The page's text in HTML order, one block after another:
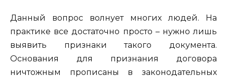
Данный вопрос волнует многих людей. На
практике все достаточно просто – нужно лишь
выявить признаки такого документа.
Основания для признания договора
ничтожным прописаны в законодательных